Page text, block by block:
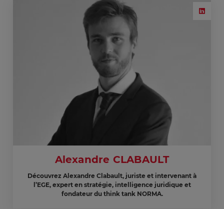
Alexandre CLABAULT
Découvrez Alexandre Clabault, juriste et intervenant à
l’EGE, expert en stratégie, intelligence juridique et
fondateur du think tank NORMA.